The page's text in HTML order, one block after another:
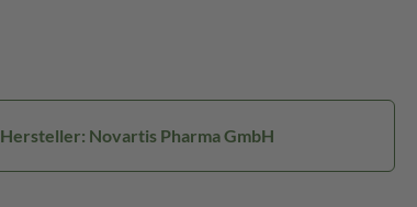
Hersteller: Novartis Pharma GmbH